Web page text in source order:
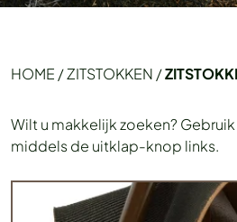
HOME /ZITSTOKKEN /
Wilt u makkelijk zoeken?
middels de uitklap-knop links.